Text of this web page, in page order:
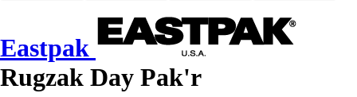
Eastpak
Rugzak Day Pak'r